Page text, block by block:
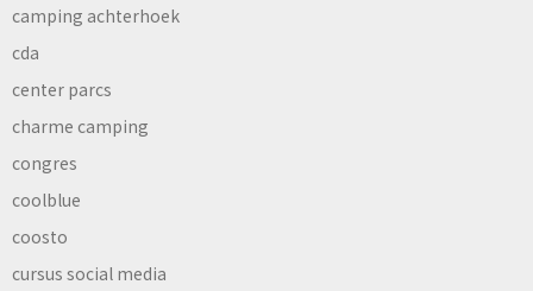
camping achterhoek
cda
center parcs
charme camping
congres
coolblue
coosto
cursus social media